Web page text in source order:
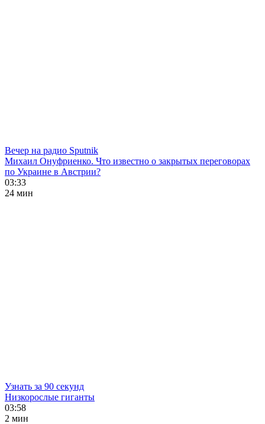
Вечер на радио Sputnik
Михаил Онуфриенко. Что известно о закрытых переговорах
по Украине в Австрии?
03:33
24 мин
Узнать за 90 секунд
Низкорослые гиганты
03:58
2 мин